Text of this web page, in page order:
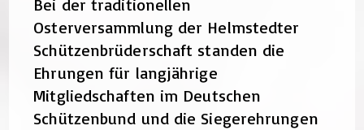
Bei der traditionellen
Osterversammlung der Helmstedter
Schützenbrüderschaft standen die
Ehrungen für langjährige
Mitgliedschaften im Deutschen
Schützenbund und die Siegerehrungen